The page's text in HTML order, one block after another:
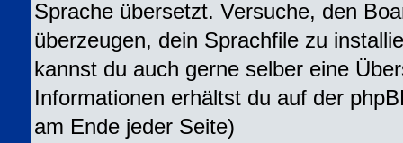
Sprache übersetzt. Versuche, den
überzeugen, dein Sprachfile zu
kannst du auch gerne selber eine
Informationen erhältst du auf der
am Ende jeder Seite)